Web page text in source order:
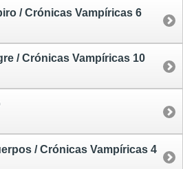
/ Crónicas Vampíricas 6
/ Crónicas Vampíricas 10
/ Crónicas Vampíricas 4